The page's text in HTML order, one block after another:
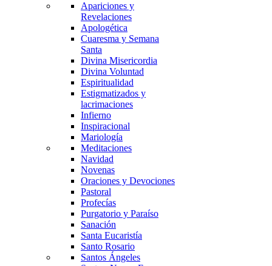
Apariciones y
Revelaciones
Apologética
Cuaresma y Semana
Santa
Divina Misericordia
Divina Voluntad
Espiritualidad
Estigmatizados y
lacrimaciones
Infierno
Inspiracional
Mariología
Meditaciones
Navidad
Novenas
Oraciones y Devociones
Pastoral
Profecías
Purgatorio y Paraíso
Sanación
Santa Eucaristía
Santo Rosario
Santos Ángeles